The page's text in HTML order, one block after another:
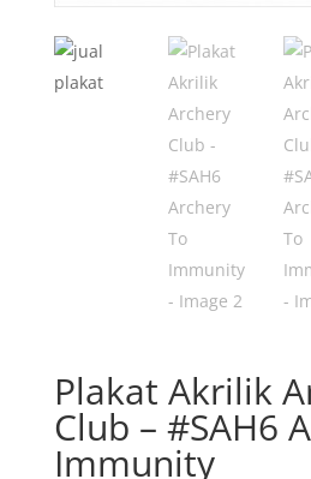
Plakat Akrilik
Club – #SAH6
Immunity